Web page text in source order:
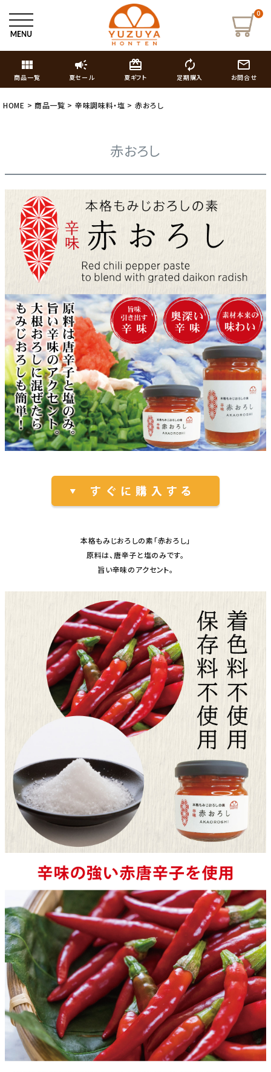
0
view_module
商品一覧
campaign
夏セール
card_giftcard
夏ギフト
autorenew
定期購入
mail_outline
お問合せ
HOME 商品一覧 辛味調味料・塩 赤おろし
赤おろし
本格もみじおろしの素「赤おろし」
原料は、唐辛子と塩のみです。
旨い辛味のアクセント。